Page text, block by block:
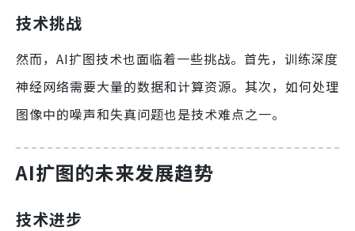
技术挑战
然而，AI扩图技术也面临着一些挑战。首先，训练深度
神经网络需要大量的数据和计算资源。其次，如何处理
图像中的噪声和失真问题也是技术难点之一。
AI扩图的未来发展趋势
技术进步